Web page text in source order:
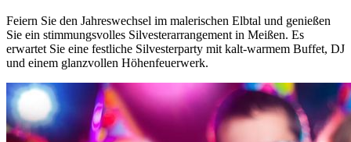
Feiern Sie den Jahreswechsel im malerischen Elbtal und genießen
Sie ein stimmungsvolles Silvesterarrangement in Meißen. Es
erwartet Sie eine festliche Silvesterparty mit kalt-warmem Buffet, DJ
und einem glanzvollen Höhenfeuerwerk.